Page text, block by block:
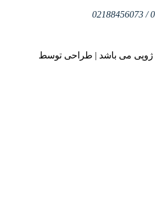
ژوپی می باشد | طراحی توسط